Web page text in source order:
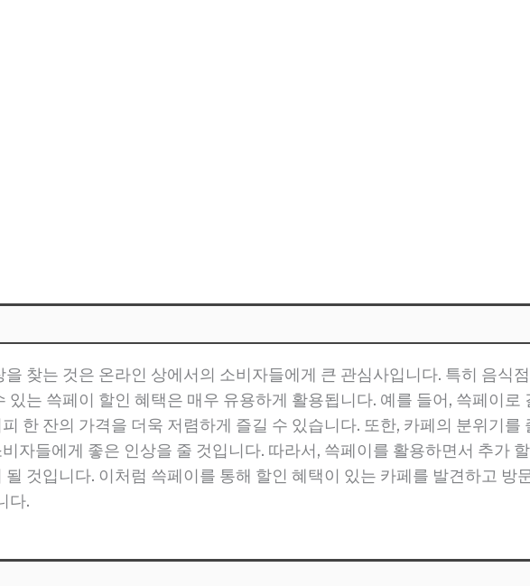
찾는 것은 온라인 상에서의 소비자들에게 큰 관심사입니다. 특히 음식
는 쓱페이 할인 혜택은 매우 유용하게 활용됩니다. 예를 들어, 쓱페이로
한 잔의 가격을 더욱 저렴하게 즐길 수 있습니다. 또한, 카페의 분위기를
자들에게 좋은 인상을 줄 것입니다. 따라서, 쓱페이를 활용하면서 추가
것입니다. 이처럼 쓱페이를 통해 할인 혜택이 있는 카페를 발견하고 방
다.